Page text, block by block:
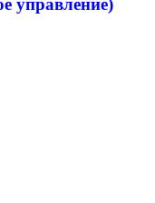
управление)